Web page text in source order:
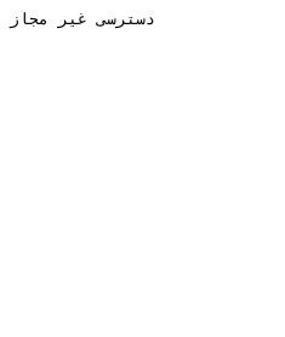
دسترسی غیر مجاز